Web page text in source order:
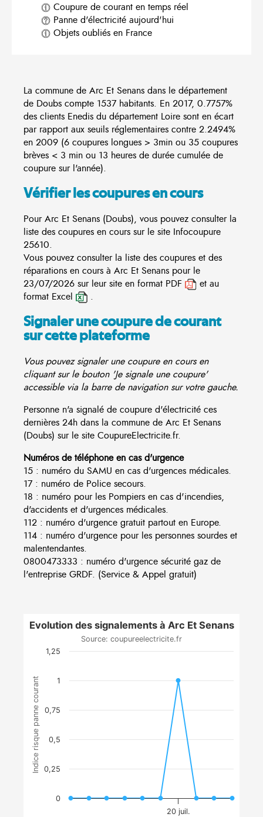
Coupure de courant en temps réel
Panne d'électricité aujourd'hui
Objets oubliés en France
La commune de Arc Et Senans dans le département
de Doubs compte 1537 habitants. En 2017, 0.7757%
des clients Enedis du département Loire sont en écart
par rapport aux seuils réglementaires contre 2.2494%
en 2009 (6 coupures longues > 3min ou 35 coupures
brèves < 3 min ou 13 heures de durée cumulée de
coupure sur l'année).
Vérifier les coupures en cours
Pour Arc Et Senans (Doubs), vous pouvez consulter la
liste des coupures en cours sur le site Infocoupure
25610.
Vous pouvez consulter la liste des coupures et des
réparations en cours à Arc Et Senans pour le
23/07/2026 sur leur site en format PDF
et au
format Excel
.
Signaler une coupure de courant
sur cette plateforme
Vous pouvez signaler une coupure en cours en
cliquant sur le bouton 'Je signale une coupure'
accessible via la barre de navigation sur votre gauche.
Personne n'a signalé de coupure d'électricité ces
dernières 24h dans la commune de Arc Et Senans
(Doubs) sur le site CoupureElectricite.fr.
Numéros de téléphone en cas d'urgence
15 : numéro du SAMU en cas d'urgences médicales.
17 : numéro de Police secours.
18 : numéro pour les Pompiers en cas d'incendies,
d'accidents et d'urgences médicales.
112 : numéro d'urgence gratuit partout en Europe.
114 : numéro d'urgence pour les personnes sourdes et
malentendantes.
0800473333 : numéro d'urgence sécurité gaz de
l'entreprise GRDF. (Service & Appel gratuit)
Indice risque panne courant
Evolution des signalements à Arc Et Senans
Source: coupureelectricite.fr
20 juil.
0
0,25
0,5
0,75
1
1,25